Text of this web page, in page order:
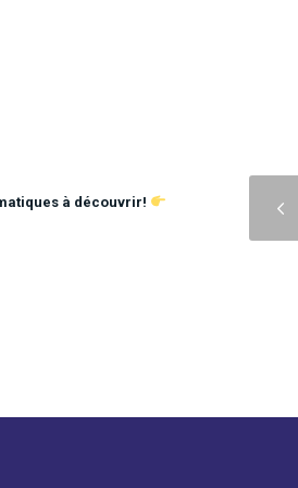
à découvrir!
Précédent